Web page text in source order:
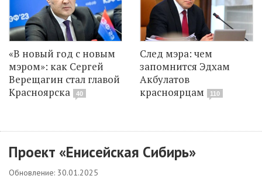
«В новый год с новым
мэром»: как Сергей
Верещагин стал главой
Красноярска
40
След мэра: чем
запомнится Эдхам
Акбулатов
красноярцам
110
Проект «Енисейская Сибирь»
Обновление: 30.01.2025